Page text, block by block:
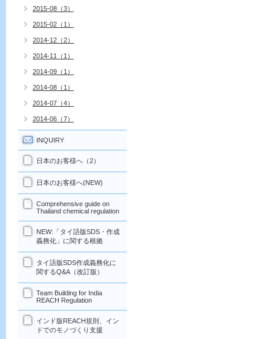
2015-08（3）
2015-02（1）
2014-12（2）
2014-11（1）
2014-09（1）
2014-08（1）
2014-07（4）
2014-06（7）
INQUIRY
日本のお客様へ（2）
日本のお客様へ(NEW)
Comprehensive guide on
Thailand chemical regulation
NEW:「タイ語版SDS・作成
義務化」に関する根拠
タイ語版SDS作成義務化に
関するQ&A（改訂版）
Team Building for India
REACH Regulation
インド版REACH規則、イン
ドでのモノづくり支援